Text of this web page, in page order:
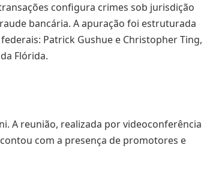
configura crimes sob jurisdição
bancária. A apuração foi estruturada
Patrick Gushue e Christopher Ting,
Flórida.
A reunião, realizada por videoconferência
com a presença de promotores e